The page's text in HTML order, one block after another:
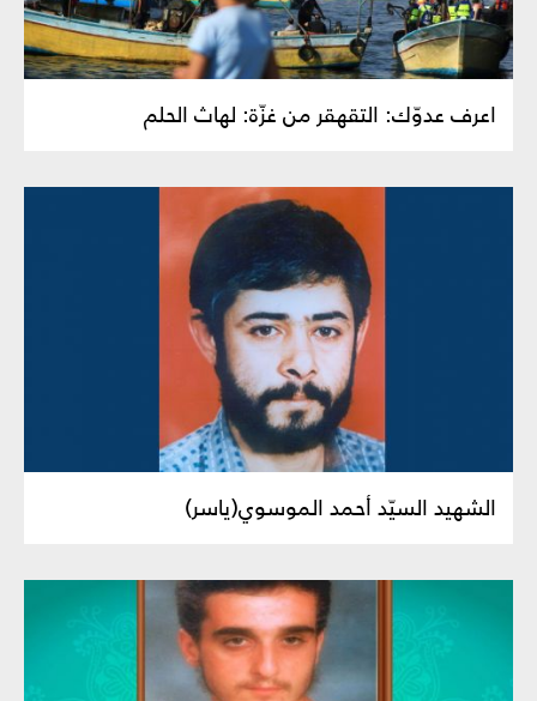
اعرف عدوّك: التقهقر من غزّة: لهاث الحلم
الشهيد السيّد أحمد الموسوي(ياسر)